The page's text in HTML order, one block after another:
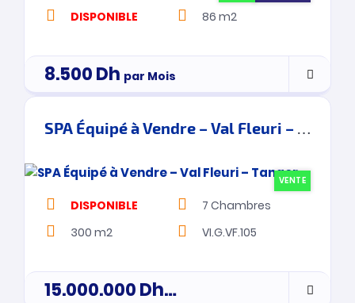
DISPONIBLE 86 m2
8.500Dh par Mois
SPA Équipé à Vendre – Val Fleuri – Tanger
VENTE
DISPONIBLE 7 Chambres
300 m2
VI.G.VF.105
15.000.000Dh prix de vente